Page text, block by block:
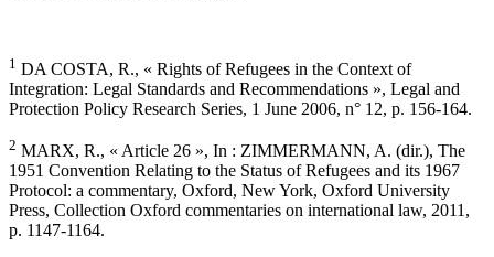
1 DA COSTA, R., « Rights of Refugees in the Context of
Integration: Legal Standards and Recommendations », Legal and
Protection Policy Research Series, 1 June 2006, n° 12, p. 156-164.
2 MARX, R., « Article 26 », In : ZIMMERMANN, A. (dir.), The
1951 Convention Relating to the Status of Refugees and its 1967
Protocol: a commentary, Oxford, New York, Oxford University
Press, Collection Oxford commentaries on international law, 2011,
p. 1147-1164.